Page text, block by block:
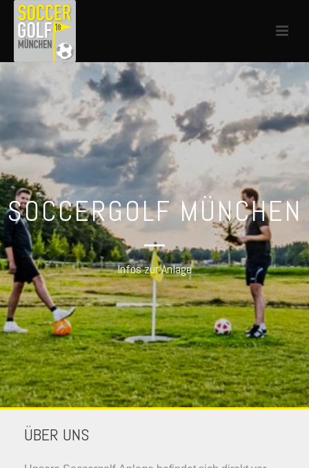
SOCCERGOLF MÜNCHEN
Infos zur Anlage
ÜBER UNS